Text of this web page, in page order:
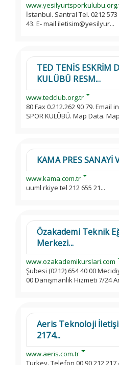
İstanbul. Santral Tel. 0212 573
43. E- mail iletisim@yesilyur...
TED TENİS ESKRİM
KULÜBÜ RESM...
www.tedclub.org.tr
80 Fax 0.212.262 90 79. Email
SPOR KULÜBÜ. Map Data.
KAMA PRES SANAYİ
www.kama.com.tr
uuml rkiye tel 212 655 21...
Özakademi Teknik
Merkezi...
www.ozakademikurslari.com
Şubesi (0212) 654 40 00
00 Danışmanlık Hizmeti 7/24
Aeris Teknoloji
2174...
www.aeris.com.tr
Turkey. Telefon 00 90 212 217